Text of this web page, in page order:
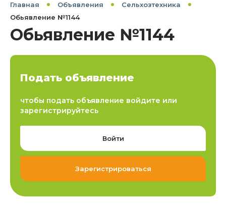
Главная Объявления
Сельхозтехника
Обьявление №1144
Обьявление №1144
Подать объявление
чтобы подать объявление войдите или
зарегистрируйтесь
Войти
Зарегистрироваться